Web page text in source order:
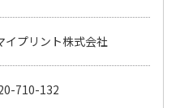
イプリント株式会社
710-132